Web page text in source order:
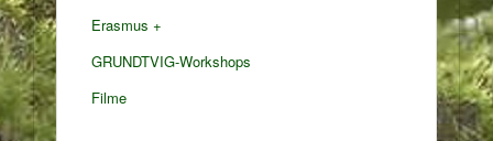
Erasmus +
GRUNDTVIG-Workshops
Filme